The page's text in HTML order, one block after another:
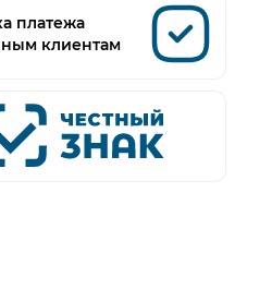
платежа
клиентам